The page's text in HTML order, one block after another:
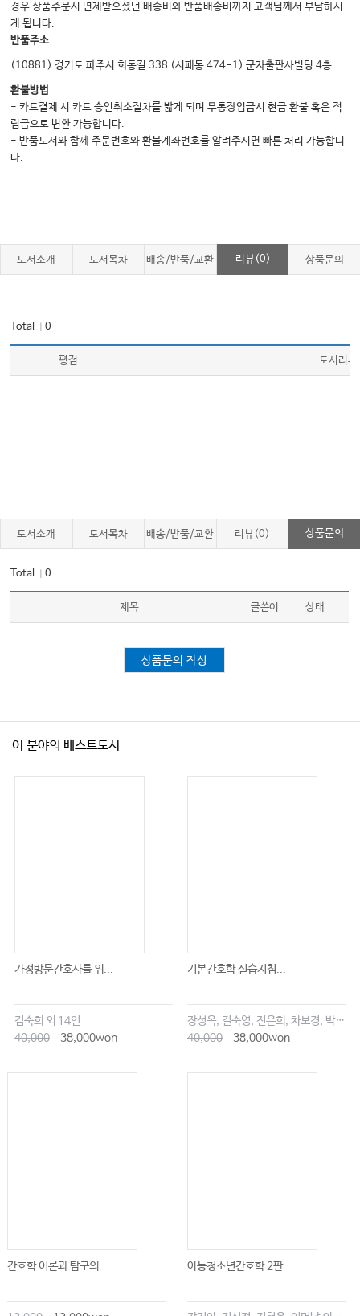
경우 상품주문시 면제받으셨던 배송비와 반품배송비까지 고객님께서 부담하시
게 됩니다.
반품주소
(10881) 경기도 파주시 회동길 338 (서패동 474-1) 군자출판사빌딩 4층
환불방법
- 카드결제 시 카드 승인취소절차를 밟게 되며 무통장입금시 현금 환불 혹은 적
립금으로 변환 가능합니다.
- 반품도서와 함께 주문번호와 환불계좌번호를 알려주시면 빠른 처리 가능합니
다.
도서소개 도서목차 배송/반품/교환 리뷰(0) 상품문의
Total ｜0
평점 도서리뷰
도서소개 도서목차 배송/반품/교환 리뷰(0) 상품문의
Total ｜0
제목 글쓴이 상태
상품문의 작성
이 분야의 베스트도서
가정방문간호사를 위...
김숙희 외 14인
40,000
38,000won
기본간호학 실습지침...
장성옥, 길숙영, 진은희, 차보경, 박창승, 김영희, 임세현, 김은재, 이해랑
40,000
38,000won
간호학 이론과 탐구의 ... 아동청소년간호학 2판